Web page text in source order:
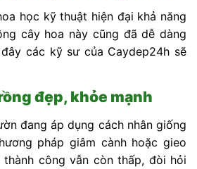
học kỹ thuật hiện đại khả năng
cây hoa này cũng đã dễ dàng
các kỹ sư của Caydep24h sẽ
đẹp, khỏe mạnh
đang áp dụng cách nhân giống
pháp giâm cành hoặc gieo
thành công vẫn còn thấp, đòi hỏi